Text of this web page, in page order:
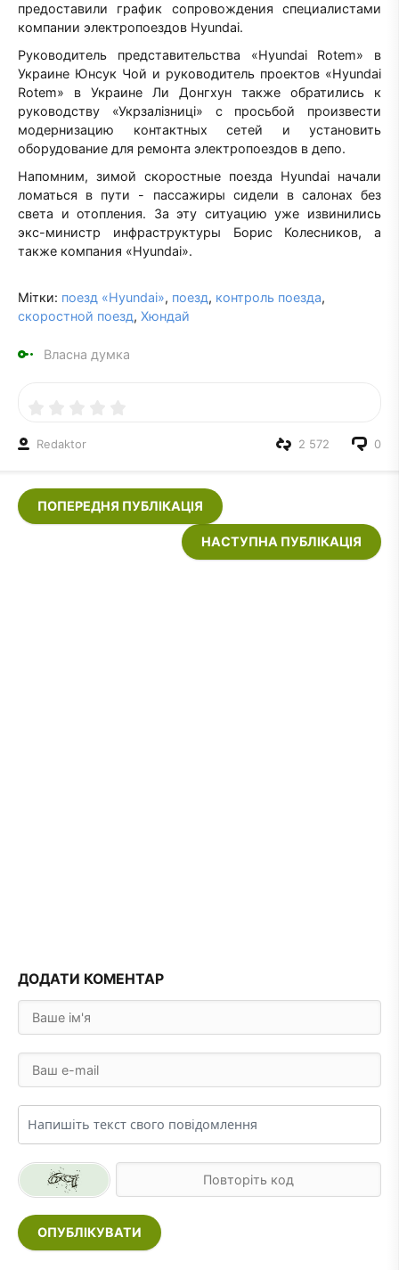
предоставили график сопровождения специалистами
компании электропоездов Hyundai.
Руководитель представительства «Hyundai Rotem» в
Украине Юнсук Чой и руководитель проектов «Hyundai
Rotem» в Украине Ли Донгхун также обратились к
руководству «Укрзалізниці» с просьбой произвести
модернизацию контактных сетей и установить
оборудование для ремонта электропоездов в депо.
Напомним, зимой скоростные поезда Hyundai начали
ломаться в пути - пассажиры сидели в салонах без
света и отопления. За эту ситуацию уже извинились
экс-министр инфраструктуры Борис Колесников, а
также компания «Hyundai».
Мітки: поезд «Hyundai», поезд, контроль поезда,
скоростной поезд, Хюндай
Власна думка
Redaktor 0
2 572
ПОПЕРЕДНЯ ПУБЛІКАЦІЯ
НАСТУПНА ПУБЛІКАЦІЯ
ДОДАТИ КОМЕНТАР
ОПУБЛІКУВАТИ